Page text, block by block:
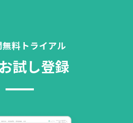
料トライアル
試し登録